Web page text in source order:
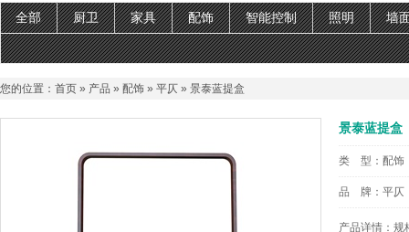
全部 厨卫 家具 配饰 智能控制 照明 墙
您的位置： 首页 » 产品 » 配饰 » 平仄 » 景泰蓝提盒
景泰蓝提盒
类 型： 配饰
品 牌： 平仄
产品详情： 规